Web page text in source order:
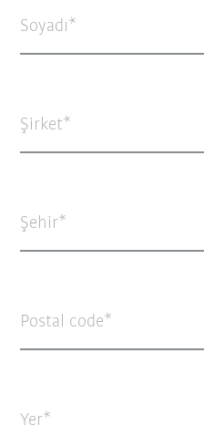
Soyadı
Şirket
Şehir
Postal code
Yer